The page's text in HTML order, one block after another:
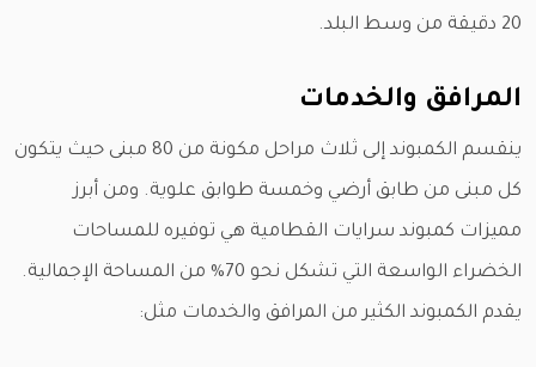
20 دقيقة من وسط البلد.
المرافق والخدمات
ينقسم الكمبوند إلى ثلاث مراحل مكونة من 80 مبنى حيث يتكون
كل مبنى من طابق أرضي وخمسة طوابق علوية. ومن أبرز
مميزات كمبوند سرايات القطامية هي توفيره للمساحات
الخضراء الواسعة التي تشكل نحو 70% من المساحة الإجمالية.
يقدم الكمبوند الكثير من المرافق والخدمات مثل: